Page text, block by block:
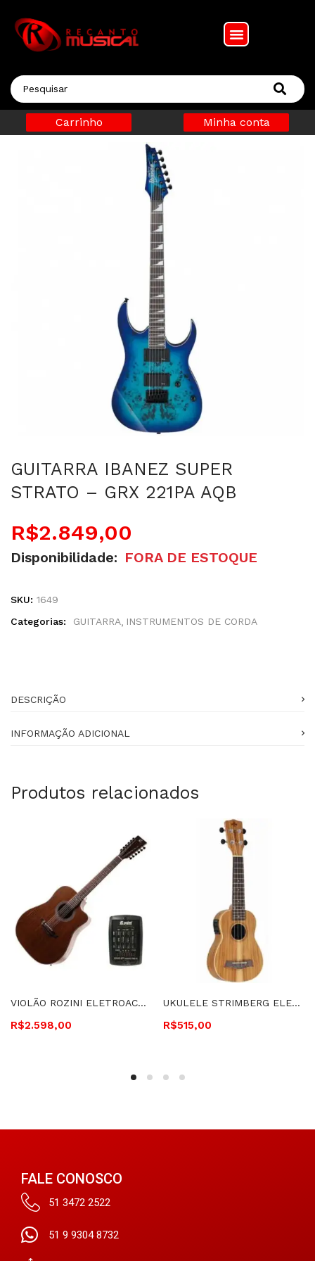
Carrinho Minha conta
GUITARRA IBANEZ SUPER
STRATO – GRX 221PA AQB
R$2.849,00
Disponibilidade: FORA DE ESTOQUE
SKU: 1649
Categorias:
GUITARRA INSTRUMENTOS DE CORDA
DESCRIÇÃO
INFORMAÇÃO ADICIONAL
Produtos relacionados
VIOLÃO ROZINI ELETROACÚSTICO, CUTAWAY, 12 CORDAS – RX415.AT.F.CT.LP
R$2.598,00
UKULELE STRIMBERG ELETROACÚSTICO SOPRANO KOA – UK16SE KOA
R$515,00
FALE CONOSCO
51 3472 2522
51 9 9304 8732